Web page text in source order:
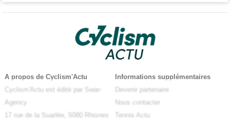
A propos de Cyclism'Actu
Cyclism'Actu est édité par Swar-
Agency
17 rue de la Suarlée, 5080 Rhisnes
Informations supplémentaires
Devenir partenaire
Nous contacter
Tennis Actu